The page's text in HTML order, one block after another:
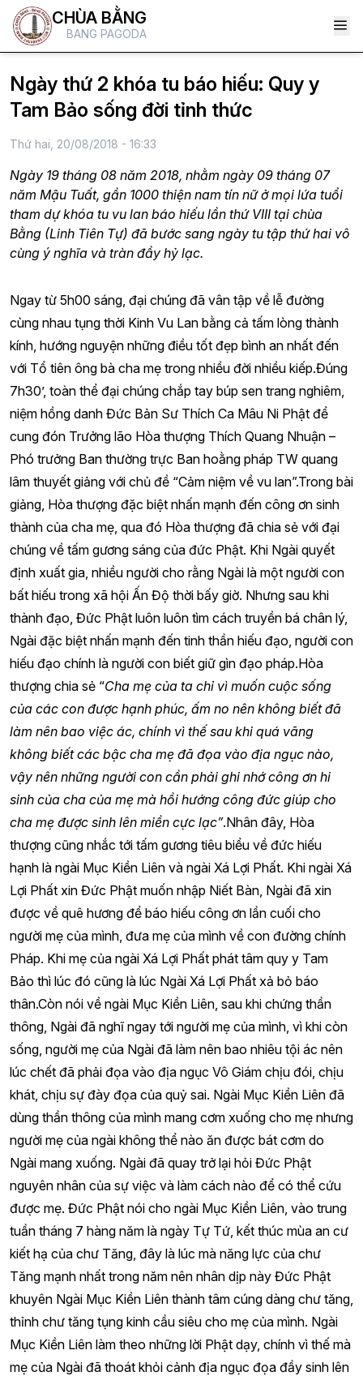
CHÙA BẰNG
BANG PAGODA
Ngày thứ 2 khóa tu báo hiếu: Quy y
Tam Bảo sống đời tỉnh thức
Thứ hai, 20/08/2018 - 16:33
Ngày 19 tháng 08 năm 2018, nhằm ngày 09 tháng 07
năm Mậu Tuất, gần 1000 thiện nam tín nữ ở mọi lứa tuổi
tham dự khóa tu vu lan báo hiếu lần thứ VIII tại chùa
Bằng (Linh Tiên Tự) đã bước sang ngày tu tập thứ hai vô
cùng ý nghĩa và tràn đầy hỷ lạc.
Ngay từ 5h00 sáng, đại chúng đã vân tập về lễ đường
cùng nhau tụng thời Kinh Vu Lan bằng cả tấm lòng thành
kính, hướng nguyện những điều tốt đẹp bình an nhất đến
với Tổ tiên ông bà cha mẹ trong nhiều đời nhiều kiếp.Đúng
7h30’, toàn thể đại chúng chắp tay búp sen trang nghiêm,
niệm hồng danh Đức Bản Sư Thích Ca Mâu Ni Phật để
cung đón Trưởng lão Hòa thượng Thích Quang Nhuận –
Phó trưởng Ban thường trực Ban hoằng pháp TW quang
lâm thuyết giảng với chủ đề “Cảm niệm về vu lan”.Trong bài
giảng, Hòa thượng đặc biệt nhấn mạnh đến công ơn sinh
thành của cha mẹ, qua đó Hòa thượng đã chia sẻ với đại
chúng về tấm gương sáng của đức Phật. Khi Ngài quyết
định xuất gia, nhiều người cho rằng Ngài là một người con
bất hiếu trong xã hội Ấn Độ thời bấy giờ. Nhưng sau khi
thành đạo, Đức Phật luôn luôn tìm cách truyền bá chân lý,
Ngài đặc biệt nhấn mạnh đến tinh thần hiếu đạo, người con
hiếu đạo chính là người con biết giữ gìn đạo pháp.Hòa
thượng chia sẻ “Cha mẹ của ta chỉ vì muốn cuộc sống
của các con được hạnh phúc, ấm no nên không biết đã
làm nên bao việc ác, chính vì thế sau khi quá vãng
không biết các bậc cha mẹ đã đọa vào địa ngục nào,
vậy nên những người con cần phải ghi nhớ công ơn hi
sinh của cha của mẹ mà hồi hướng công đức giúp cho
cha mẹ được sinh lên miền cực lạc”.Nhân đây, Hòa
thượng cũng nhắc tới tấm gương tiêu biểu về đức hiếu
hạnh là ngài Mục Kiền Liên và ngài Xá Lợi Phất. Khi ngài Xá
Lợi Phất xin Đức Phật muốn nhập Niết Bàn, Ngài đã xin
được về quê hương để báo hiếu công ơn lần cuối cho
người mẹ của mình, đưa mẹ của mình về con đường chính
Pháp. Khi mẹ của ngài Xá Lợi Phất phát tâm quy y Tam
Bảo thì lúc đó cũng là lúc Ngài Xá Lợi Phất xả bỏ báo
thân.Còn nói về ngài Mục Kiền Liên, sau khi chứng thần
thông, Ngài đã nghĩ ngay tới người mẹ của mình, vì khi còn
sống, người mẹ của Ngài đã làm nên bao nhiêu tội ác nên
lúc chết đã phải đọa vào địa ngục Vô Giám chịu đói, chịu
khát, chịu sự đày đọa của quỷ sai. Ngài Mục Kiền Liên đã
dùng thần thông của mình mang cơm xuống cho mẹ nhưng
người mẹ của ngài không thể nào ăn được bát cơm do
Ngài mang xuống. Ngài đã quay trở lại hỏi Đức Phật
nguyên nhân của sự việc và làm cách nào để có thể cứu
được mẹ. Đức Phật nói cho ngài Mục Kiền Liên, vào trung
tuần tháng 7 hàng năm là ngày Tự Tứ, kết thúc mùa an cư
kiết hạ của chư Tăng, đây là lúc mà năng lực của chư
Tăng mạnh nhất trong năm nên nhân dịp này Đức Phật
khuyên Ngài Mục Kiền Liên thành tâm cúng dàng chư tăng,
thỉnh chư tăng tụng kinh cầu siêu cho mẹ của mình. Ngài
Mục Kiền Liên làm theo những lời Phật dạy, chính vì thế mà
mẹ của Ngài đã thoát khỏi cảnh địa ngục đọa đầy sinh lên